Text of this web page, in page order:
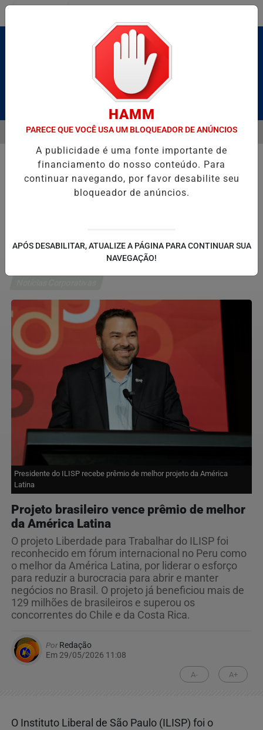
Pesquisar Notícia
HOMENAGEIA UZIEL BUENO NO TERRAÇO MINEIRO D'
EM ALTA
MENU
Presidente do ILISP recebe prêmio de melhor projeto da América
Latina
Projeto brasileiro vence prêmio de melhor
da América Latina
O projeto Liberdade para Trabalhar do ILISP foi
reconhecido em fórum internacional no Peru como
o melhor da América Latina, por liderar o esforço
para reduzir a burocracia para abrir e manter
negócios no Brasil. O projeto já beneficiou mais de
129 milhões de brasileiros e superou os
concorrentes do Chile e da Costa Rica.
PorRedação
Em 29/05/2026 11:08
A- A+
O Instituto Liberal de São Paulo (ILISP) foi o
HAMM
PARECE QUE VOCÊ USA UM BLOQUEADOR DE ANÚNCIOS
A publicidade é uma fonte importante de
financiamento do nosso conteúdo. Para
continuar navegando, por favor desabilite seu
bloqueador de anúncios.
APÓS DESABILITAR, ATUALIZE A PÁGINA PARA CONTINUAR SUA
NAVEGAÇÃO!